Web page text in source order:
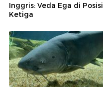
Inggris: Veda Ega di Posisi
Ketiga